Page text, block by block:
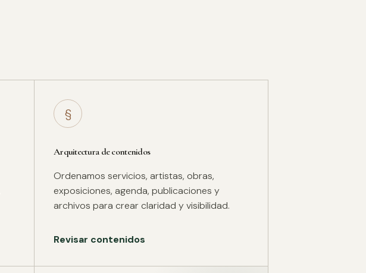
§
Arquitectura de contenidos
Ordenamos servicios, artistas, obras,
exposiciones, agenda, publicaciones y
archivos para crear claridad y visibilidad.
Revisar contenidos